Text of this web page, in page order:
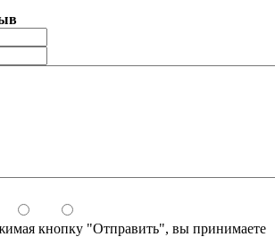
кнопку "Отправить", вы принимаете